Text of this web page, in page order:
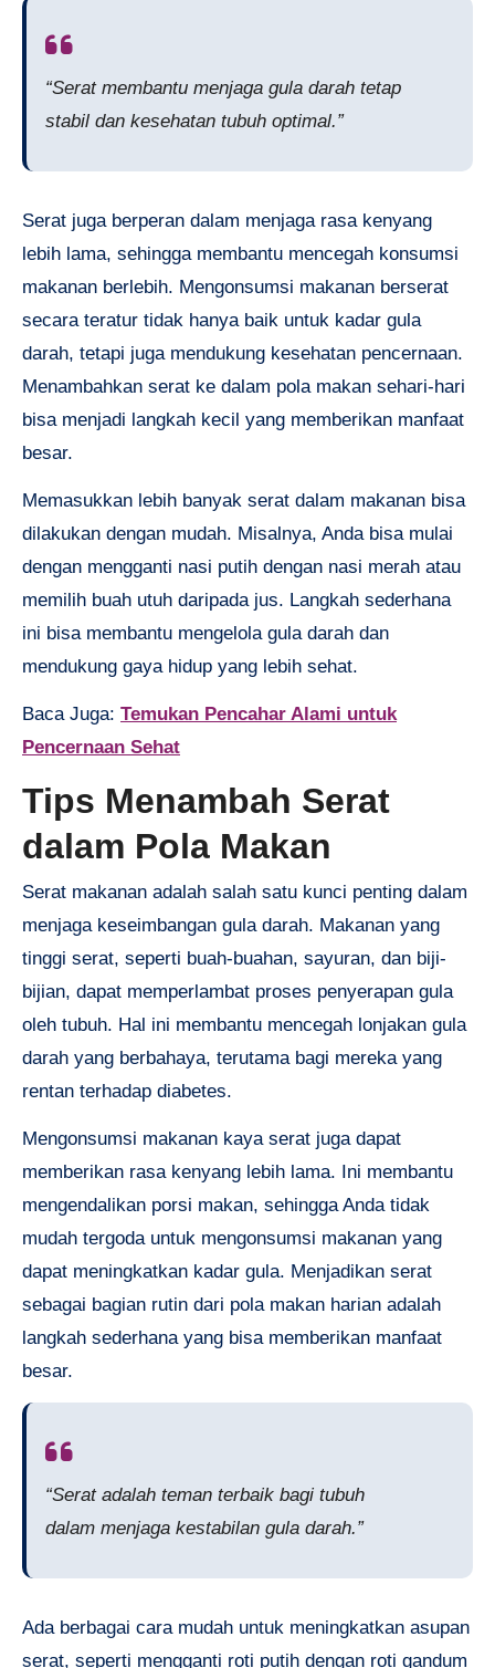
“Serat membantu menjaga gula darah tetap
stabil dan kesehatan tubuh optimal.”
Serat juga berperan dalam menjaga rasa kenyang
lebih lama, sehingga membantu mencegah konsumsi
makanan berlebih. Mengonsumsi makanan berserat
secara teratur tidak hanya baik untuk kadar gula
darah, tetapi juga mendukung kesehatan pencernaan.
Menambahkan serat ke dalam pola makan sehari-hari
bisa menjadi langkah kecil yang memberikan manfaat
besar.
Memasukkan lebih banyak serat dalam makanan bisa
dilakukan dengan mudah. Misalnya, Anda bisa mulai
dengan mengganti nasi putih dengan nasi merah atau
memilih buah utuh daripada jus. Langkah sederhana
ini bisa membantu mengelola gula darah dan
mendukung gaya hidup yang lebih sehat.
Baca Juga: Temukan Pencahar Alami untuk
Pencernaan Sehat
Tips Menambah Serat
dalam Pola Makan
Serat makanan adalah salah satu kunci penting dalam
menjaga keseimbangan gula darah. Makanan yang
tinggi serat, seperti buah-buahan, sayuran, dan biji-
bijian, dapat memperlambat proses penyerapan gula
oleh tubuh. Hal ini membantu mencegah lonjakan gula
darah yang berbahaya, terutama bagi mereka yang
rentan terhadap diabetes.
Mengonsumsi makanan kaya serat juga dapat
memberikan rasa kenyang lebih lama. Ini membantu
mengendalikan porsi makan, sehingga Anda tidak
mudah tergoda untuk mengonsumsi makanan yang
dapat meningkatkan kadar gula. Menjadikan serat
sebagai bagian rutin dari pola makan harian adalah
langkah sederhana yang bisa memberikan manfaat
besar.
“Serat adalah teman terbaik bagi tubuh
dalam menjaga kestabilan gula darah.”
Ada berbagai cara mudah untuk meningkatkan asupan
serat, seperti mengganti roti putih dengan roti gandum